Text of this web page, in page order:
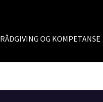
RÅDGIVING OG KOMPETANSE